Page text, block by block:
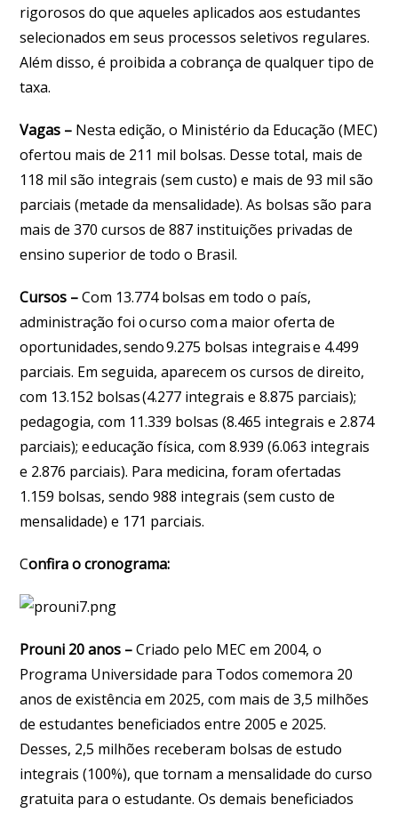
rigorosos do que aqueles aplicados aos estudantes
selecionados em seus processos seletivos regulares.
Além disso, é proibida a cobrança de qualquer tipo de
taxa.
Vagas – Nesta edição, o Ministério da Educação (MEC)
ofertou mais de 211 mil bolsas. Desse total, mais de
118 mil são integrais (sem custo) e mais de 93 mil são
parciais (metade da mensalidade). As bolsas são para
mais de 370 cursos de 887 instituições privadas de
ensino superior de todo o Brasil.
Cursos –Com 13.774 bolsas em todo o país,
administração foi o curso com a maior oferta de
oportunidades, sendo 9.275 bolsas integrais e 4.499
parciais. Em seguida, aparecem os cursos de direito,
com 13.152 bolsas (4.277 integrais e 8.875 parciais);
pedagogia, com 11.339 bolsas (8.465 integrais e 2.874
parciais); e educação física, com 8.939 (6.063 integrais
e 2.876 parciais). Para medicina, foram ofertadas
1.159 bolsas, sendo 988 integrais (sem custo de
mensalidade) e 171 parciais.
Confira o cronograma:
Prouni 20 anos –Criado pelo MEC em 2004, o
Programa Universidade para Todos comemora 20
anos de existência em 2025, com mais de 3,5 milhões
de estudantes beneficiados entre 2005 e 2025.
Desses, 2,5 milhões receberam bolsas de estudo
integrais (100%), que tornam a mensalidade do curso
gratuita para o estudante. Os demais beneficiados